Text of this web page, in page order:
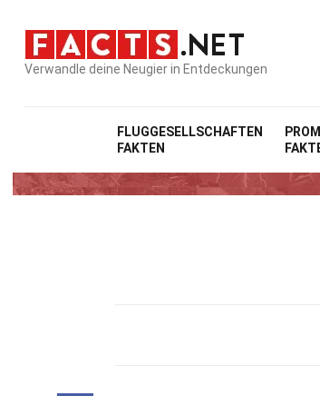
Verwandle deine Neugier in Entdeckungen
FLUGGESELLSCHAFTEN
FAKTEN